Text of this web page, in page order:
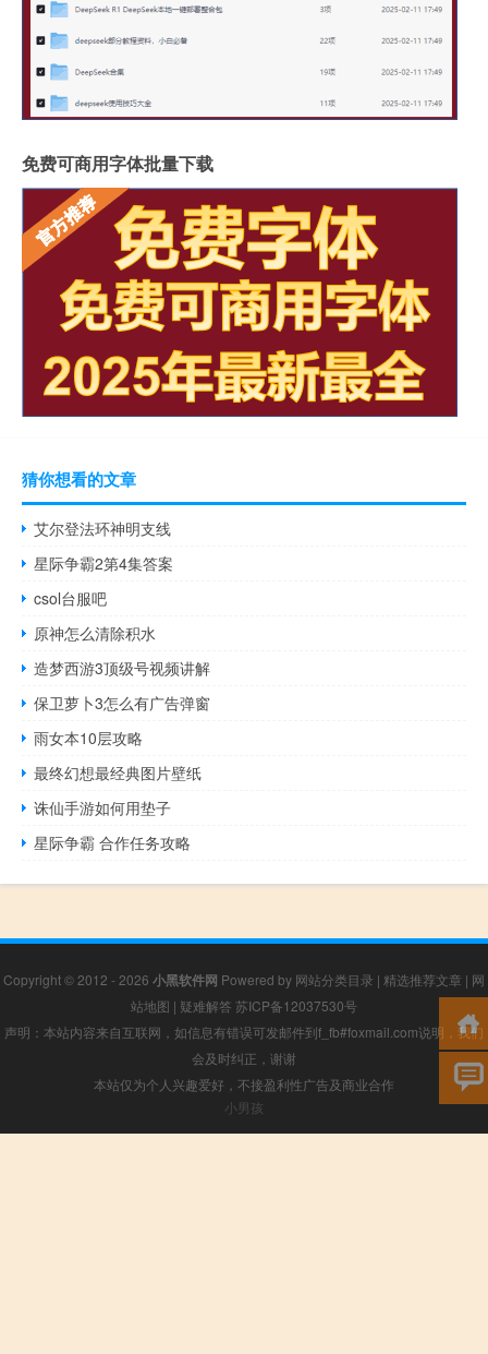
免费可商用字体批量下载
猜你想看的文章
艾尔登法环神明支线
星际争霸2第4集答案
csol台服吧
原神怎么清除积水
造梦西游3顶级号视频讲解
保卫萝卜3怎么有广告弹窗
雨女本10层攻略
最终幻想最经典图片壁纸
诛仙手游如何用垫子
星际争霸 合作任务攻略
Copyright © 2012 - 2026 小黑软件网 Powered by 网站分类目录 | 精选推荐文章 | 网
站地图 | 疑难解答 苏ICP备12037530号
声明：本站内容来自互联网，如信息有错误可发邮件到f_fb#foxmail.com说明，我们
会及时纠正，谢谢
本站仅为个人兴趣爱好，不接盈利性广告及商业合作
小男孩